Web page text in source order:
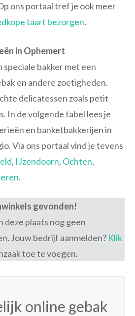
ons portaal tref je ook meer
taart bezorgen.
in Ophemert
speciale bakker met een
en andere zoetigheden.
delicatessen zoals petit
In de volgende tabel lees je
en banketbakkerijen in
Via ons portaal vind je tevens
, IJzendoorn, Ochten,
.
gevonden!
deze plaats nog geen
Jouw bedrijf aanmelden? Klik
toe te voegen.
online gebak